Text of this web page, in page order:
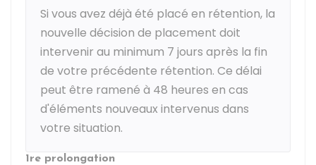
Si vous avez déjà été placé en rétention, la
nouvelle décision de placement doit
intervenir au minimum 7 jours après la fin
de votre précédente rétention. Ce délai
peut être ramené à 48 heures en cas
d'éléments nouveaux intervenus dans
votre situation.
1re prolongation